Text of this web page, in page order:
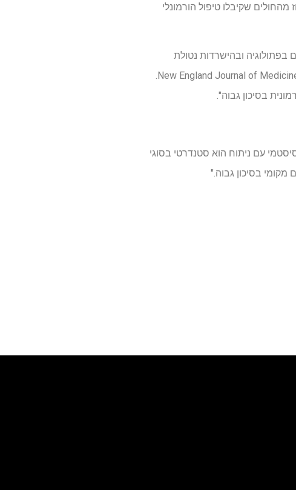
חוו תגובה מלאה פתולוגית או מחלה שארית מינימלית, בהשוואה ל-1.0 אחוז מהחולים שקיבלו טיפול הורמונלי
ובהישרדות נטולת
גרורות שראינו בניסוי PROTEUS", אמר קיבל, שהוא מחבר בכיר במצגת ASCO ובכתב היד של New England Journal of Medicine.
בסיכון גבוה".
סיסטמי עם ניתוח הוא סטנדרטי בסוגי
בסיכון גבוה."